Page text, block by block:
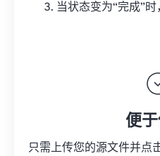
当状态变为“完成”时
便
只需上传您的源文件并点